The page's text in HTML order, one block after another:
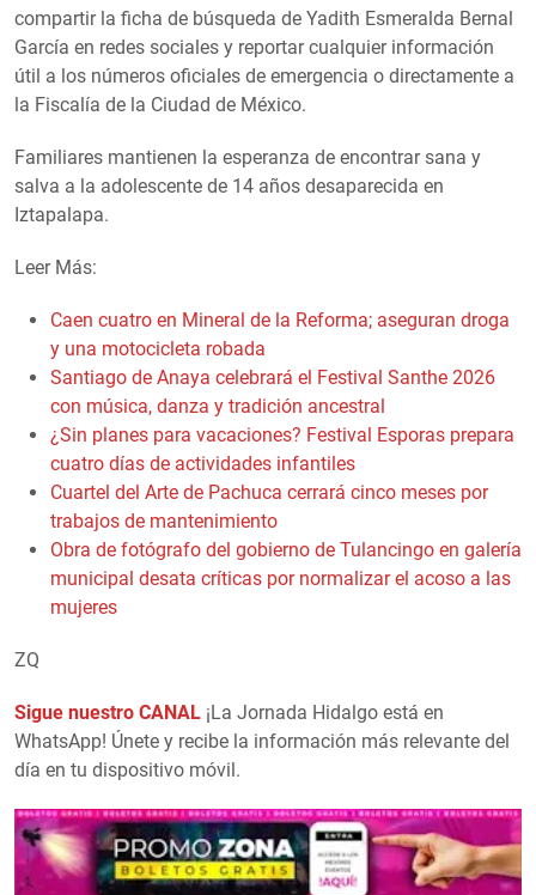
compartir la ficha de búsqueda de Yadith Esmeralda Bernal
García en redes sociales y reportar cualquier información
útil a los números oficiales de emergencia o directamente a
la Fiscalía de la Ciudad de México.
Familiares mantienen la esperanza de encontrar sana y
salva a la adolescente de 14 años desaparecida en
Iztapalapa.
Leer Más:
Caen cuatro en Mineral de la Reforma; aseguran droga
y una motocicleta robada
Santiago de Anaya celebrará el Festival Santhe 2026
con música, danza y tradición ancestral
¿Sin planes para vacaciones? Festival Esporas prepara
cuatro días de actividades infantiles
Cuartel del Arte de Pachuca cerrará cinco meses por
trabajos de mantenimiento
Obra de fotógrafo del gobierno de Tulancingo en galería
municipal desata críticas por normalizar el acoso a las
mujeres
ZQ
Sigue nuestro CANAL ¡La Jornada Hidalgo está en
WhatsApp! Únete y recibe la información más relevante del
día en tu dispositivo móvil.